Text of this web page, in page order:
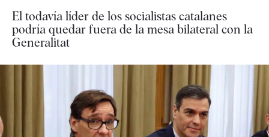
El todavía líder de los socialistas catalanes
podría quedar fuera de la mesa bilateral con la
Generalitat